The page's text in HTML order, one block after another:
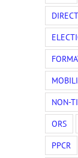
NON-
ORS
PPCR